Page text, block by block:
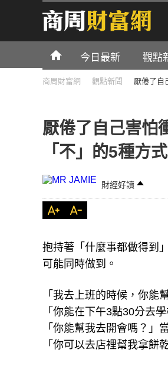
今日最新 觀點
商周財富網 觀點新聞 厭倦了自
厭倦了自己害怕
「不」的5種方
財經好讀
抱持著「什麼事都做得到
可能同時做到。
「我去上班的時候，你能
「你能在下午3點30分去
「你能幫我去開會嗎？」
「你可以去店裡幫我拿餅